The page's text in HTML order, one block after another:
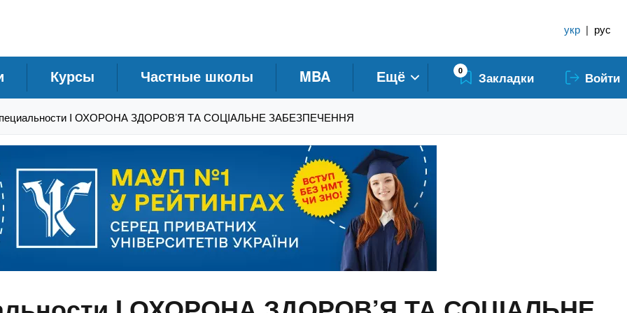
укр | рус
Курсы Частные школы MBA Ещё 0 Закладки Войти
I ОХОРОНА ЗДОРОВ’Я ТА СОЦІАЛЬНЕ ЗАБЕЗПЕЧЕННЯ